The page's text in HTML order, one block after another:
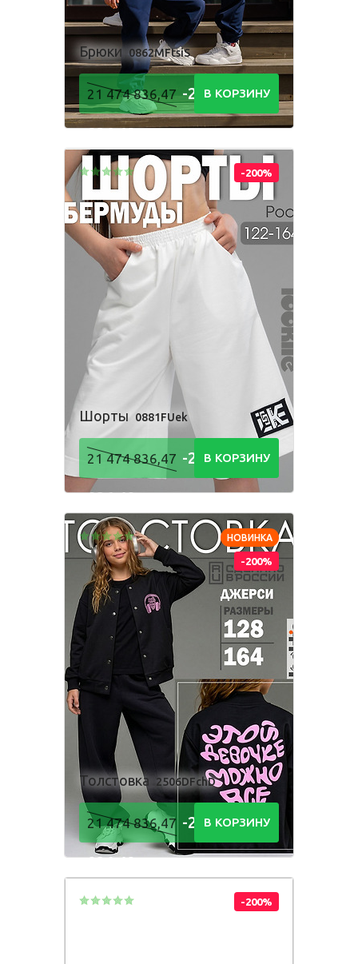
Брюки 0862MFtsiS
21 474 836,47-21 474
836,48Р
В КОРЗИНУ
-200%
Шорты 0881FUek
21 474 836,47 -21 474
836,48Р
В КОРЗИНУ
НОВИНКА
-200%
Толстовка 2506DFchD
21 474 836,47 -21 474
836,48Р
В КОРЗИНУ
-200%